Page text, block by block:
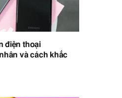
điện thoại
và cách khắc